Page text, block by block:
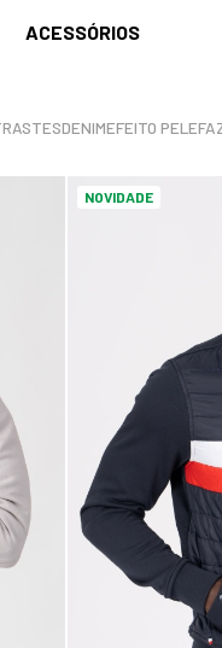
ACESSÓRIOS
DENIMEFEITO PELE
NOVIDADE